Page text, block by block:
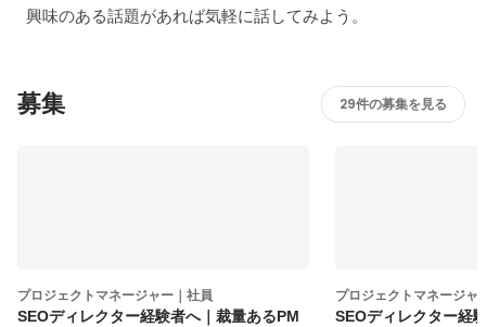
興味のある話題があれば気軽に話してみよう。
募集 29件の募集を見る
プロジェクトマネージャー｜社員
SEOディレクター経験者へ｜裁量あるPM
プロジェクトマネージャ
SEOディレクター経